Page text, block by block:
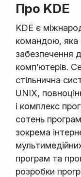
Про KDE
KDE є
командою, яка
забезпечення
комп’ютерів.
стільнична
UNIX,
і комплекс
сотень
зокрема
програм та
розробки